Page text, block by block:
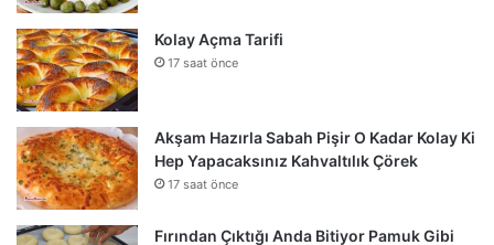
Kolay Açma Tarifi
17 saat önce
Akşam Hazırla Sabah Pişir O Kadar Kolay Ki
Hep Yapacaksınız Kahvaltılık Çörek
17 saat önce
Fırından Çıktığı Anda Bitiyor Pamuk Gibi